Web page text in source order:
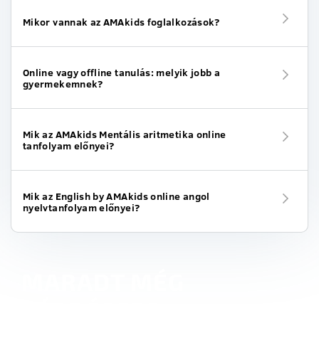
Mikor vannak az AMAkids foglalkozások?
Online vagy offline tanulás: melyik jobb a
gyermekemnek?
Mik az AMAkids Mentális aritmetika online
tanfolyam előnyei?
Mik az English by AMAkids online angol
nyelvtanfolyam előnyei?